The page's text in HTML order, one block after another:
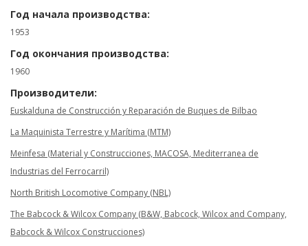
Год начала производства:
1953
Год окончания производства:
1960
Производители:
Euskalduna de Construcción y Reparación de Buques de Bilbao
La Maquinista Terrestre y Marítima (MTM)
Meinfesa (Material y Construcciones, MACOSA, Mediterranea de
Industrias del Ferrocarril)
North British Locomotive Company (NBL)
The Babcock & Wilcox Company (B&W, Babcock, Wilcox and Company,
Babcock & Wilcox Construcciones)